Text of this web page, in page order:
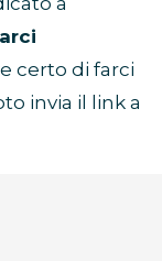
certo di farci
invia il link a